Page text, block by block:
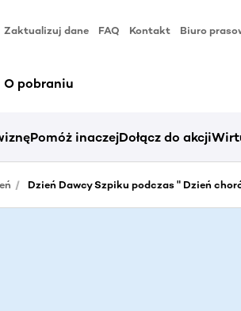
Zaktualizuj dane FAQ Kontakt Biuro
O pobraniu
Pomóż inaczejDołącz do akcji
Dzień Dawcy Szpiku podczas " Dzień